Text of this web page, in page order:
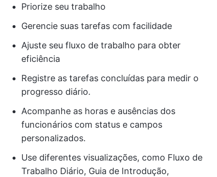
Priorize seu trabalho
Gerencie suas tarefas com facilidade
Ajuste seu fluxo de trabalho para obter
eficiência
Registre as tarefas concluídas para medir o
progresso diário.
Acompanhe as horas e ausências dos
funcionários com status e campos
personalizados.
Use diferentes visualizações, como Fluxo de
Trabalho Diário, Guia de Introdução,